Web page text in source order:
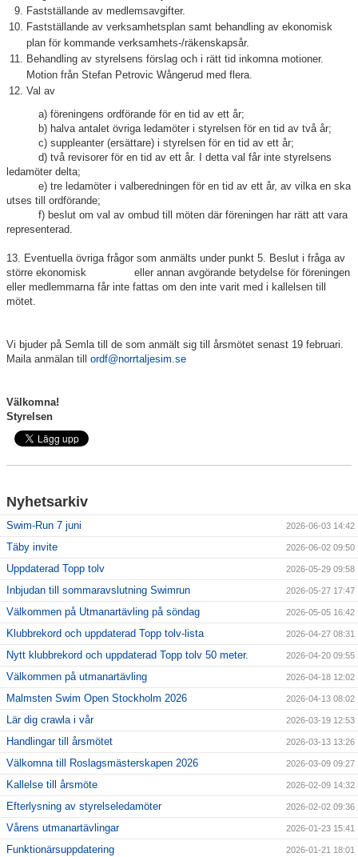
Fastställande av medlemsavgifter.
Fastställande av verksamhetsplan samt behandling av ekonomisk
plan för kommande verksamhets-/räkenskapsår.
Behandling av styrelsens förslag och i rätt tid inkomna motioner.
Motion från Stefan Petrovic Wångerud med flera.
Val av
a) föreningens ordförande för en tid av ett år;
b) halva antalet övriga ledamöter i styrelsen för en tid av två år;
c) suppleanter (ersättare) i styrelsen för en tid av ett år;
d) två revisorer för en tid av ett år. I detta val får inte styrelsens
ledamöter delta;
e) tre ledamöter i valberedningen för en tid av ett år, av vilka en ska
utses till ordförande;
f) beslut om val av ombud till möten där föreningen har rätt att vara
representerad.
13. Eventuella övriga frågor som anmälts under punkt 5. Beslut i fråga av
större ekonomisk eller annan avgörande betydelse för föreningen
eller medlemmarna får inte fattas om den inte varit med i kallelsen till
mötet.
Vi bjuder på Semla till de som anmält sig till årsmötet senast 19 februari.
Maila anmälan till ordf@norrtaljesim.se
Välkomna!
Styrelsen
Nyhetsarkiv
Swim-Run 7 juni 2026-06-03 14:42
Täby invite 2026-06-02 09:50
Uppdaterad Topp tolv 2026-05-29 09:58
Inbjudan till sommaravslutning Swimrun 2026-05-27 17:47
Välkommen på Utmanartävling på söndag 2026-05-05 16:42
Klubbrekord och uppdaterad Topp tolv-lista 2026-04-27 08:31
Nytt klubbrekord och uppdaterad Topp tolv 50 meter. 2026-04-20 09:55
Välkommen på utmanartävling 2026-04-18 12:02
Malmsten Swim Open Stockholm 2026 2026-04-13 08:02
Lär dig crawla i vår 2026-03-19 12:53
Handlingar till årsmötet 2026-03-13 13:26
Välkomna till Roslagsmästerskapen 2026 2026-03-09 09:27
Kallelse till årsmöte 2026-02-09 14:32
Efterlysning av styrelseledamöter 2026-02-02 09:36
Vårens utmanartävlingar 2026-01-23 15:41
Funktionärsuppdatering 2026-01-21 18:01